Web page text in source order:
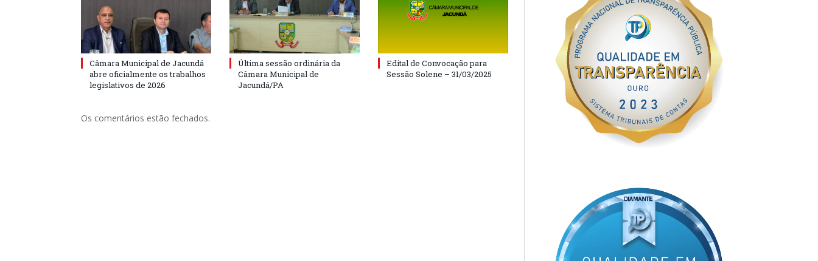
Câmara Municipal de Jacundá
abre oficialmente os trabalhos
legislativos de 2026
Última sessão ordinária da
Câmara Municipal de
Jacundá/PA
Edital de Convocação para
Sessão Solene – 31/03/2025
Os comentários estão fechados.